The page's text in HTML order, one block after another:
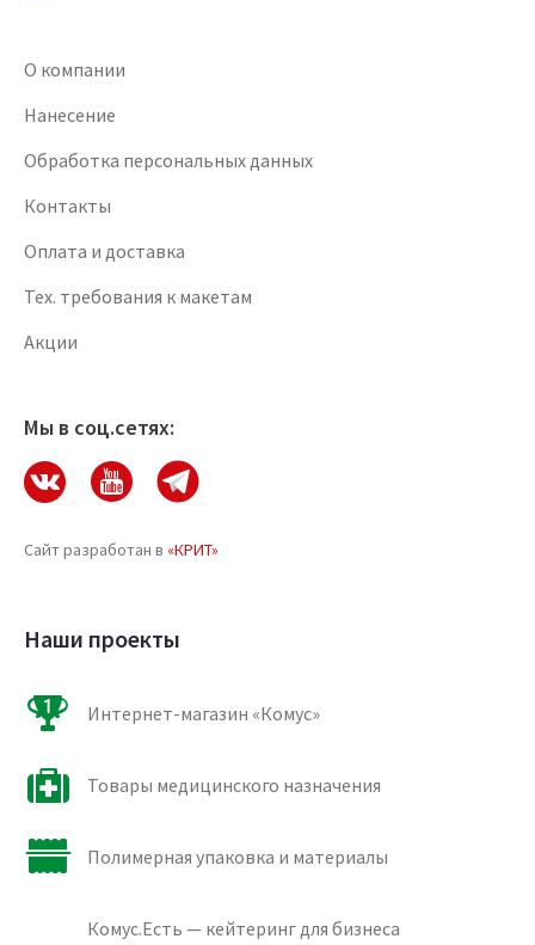
О компании
Нанесение
Обработка персональных данных
Контакты
Оплата и доставка
Тех. требования к макетам
Акции
Мы в соц.сетях:
Сайт разработан в «КРИТ»
Наши проекты
Интернет-магазин «Комус»
Товары медицинского назначения
Полимерная упаковка и материалы
Комус.Есть — кейтеринг для бизнеса